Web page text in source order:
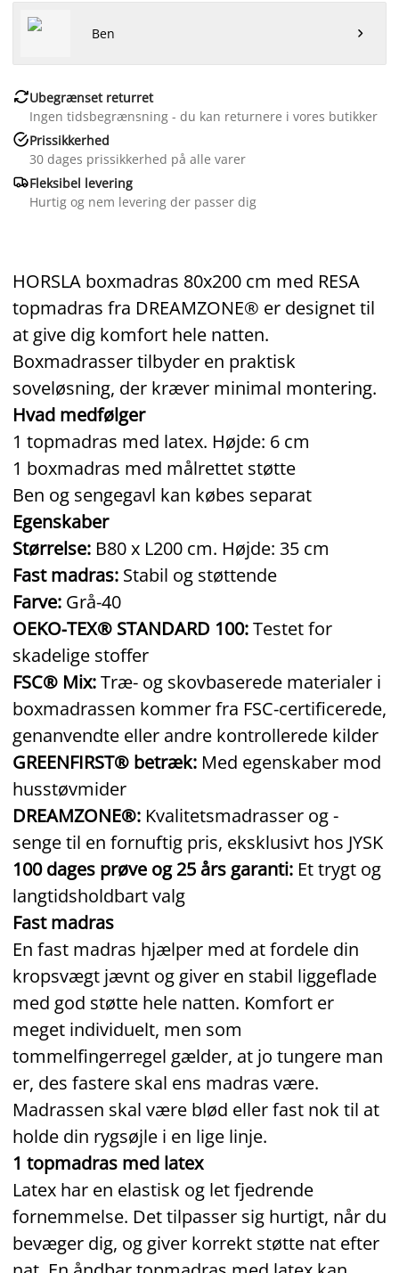
Ben 
Ubegrænset returret
Ingen tidsbegrænsning - du kan returnere i vores butikker
Prissikkerhed
30 dages prissikkerhed på alle varer
Fleksibel levering
Hurtig og nem levering der passer dig
HORSLA boxmadras 80x200 cm med RESA
topmadras fra DREAMZONE® er designet til
at give dig komfort hele natten.
Boxmadrasser tilbyder en praktisk
soveløsning, der kræver minimal montering.
Hvad medfølger
1 topmadras med latex. Højde: 6 cm
1 boxmadras med målrettet støtte
Ben og sengegavl kan købes separat
Egenskaber
Størrelse: B80 x L200 cm. Højde: 35 cm
Fast madras: Stabil og støttende
Farve: Grå‑40
OEKO‑TEX® STANDARD 100:Testet for
skadelige stoffer
FSC® Mix:Træ‑ og skovbaserede materialer i
boxmadrassen kommer fra FSC‑certificerede,
genanvendte eller andre kontrollerede kilder
GREENFIRST® betræk: Med egenskaber mod
husstøvmider
DREAMZONE®: Kvalitetsmadrasser og -
senge til en fornuftig pris, eksklusivt hos JYSK
100 dages prøve og 25 års garanti: Et trygt og
langtidsholdbart valg
Fast madras
En fast madras hjælper med at fordele din
kropsvægt jævnt og giver en stabil liggeflade
med god støtte hele natten. Komfort er
meget individuelt, men som
tommelfingerregel gælder, at jo tungere man
er, des fastere skal ens madras være.
Madrassen skal være blød eller fast nok til at
holde din rygsøjle i en lige linje.
1 topmadras med latex
Latex har en elastisk og let fjedrende
fornemmelse. Det tilpasser sig hurtigt, når du
bevæger dig, og giver korrekt støtte nat efter